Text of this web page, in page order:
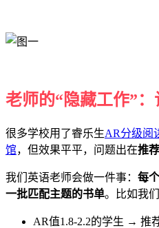
老师的“隐藏工作”
很多学校用了睿乐生AR分级阅
馆，但效果平平，问题出在推
我们英语老师会做一件事： 每
一批匹配主题的书单。比如我
AR值1.8-2.2的学生 → 推